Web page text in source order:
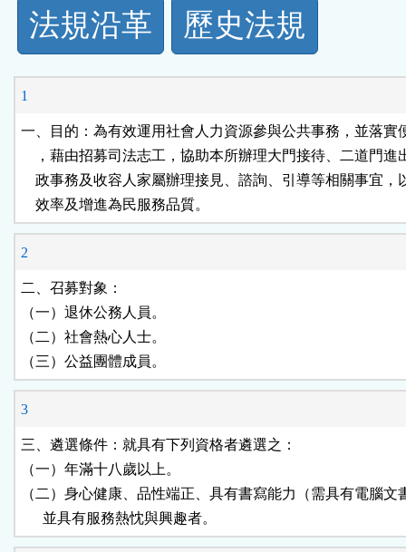
功
能
按
鈕
區
法規沿革
歷史法規
1
一、目的：為有效運用社會人力資源參與公共事務，並落實
，藉由招募司法志工，協助本所辦理大門接待、二道門進
政事務及收容人家屬辦理接見、諮詢、引導等相關事宜，
    效率及增進為民服務品質。
2
二、召募對象：
（一）退休公務人員。
（二）社會熱心人士。
（三）公益團體成員。
3
三、遴選條件：就具有下列資格者遴選之：
（一）年滿十八歲以上。
（二）身心健康、品性端正、具有書寫能力（需具有電腦文
      並具有服務熱忱與興趣者。